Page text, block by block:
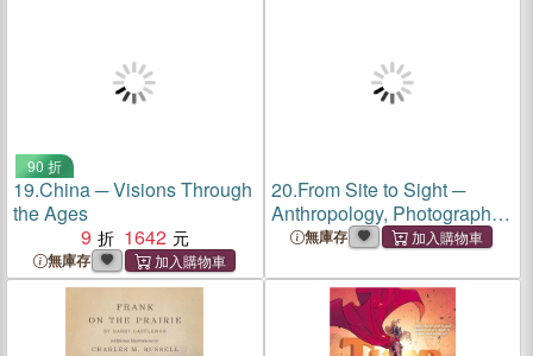
Terracotta and Stone
90 折
19.China ─ Visions Through
the Ages
9
1642
無庫存
20.From Site to Sight ─
Anthropology, Photography,
and the Power of Imagery,
無庫存